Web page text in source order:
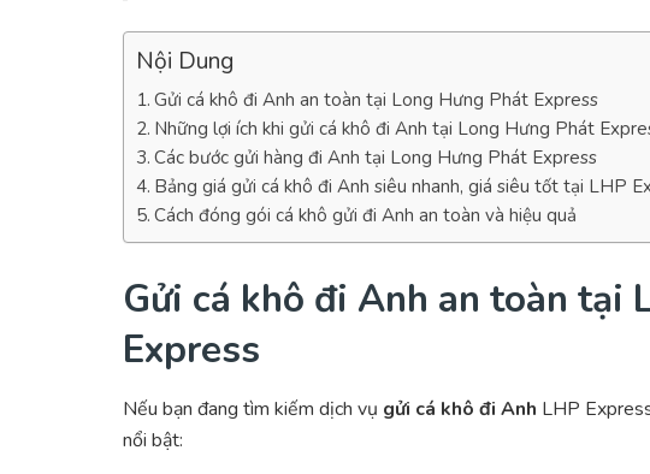
Nội Dung
Gửi cá khô đi Anh an toàn tại Long Hưng Phát Express
Những lợi ích khi gửi cá khô đi Anh tại Long Hưng Phát
Các bước gửi hàng đi Anh tại Long Hưng Phát Express
Bảng giá gửi cá khô đi Anh siêu nhanh, giá siêu tốt tại LHP
Cách đóng gói cá khô gửi đi Anh an toàn và hiệu quả
Gửi cá khô đi Anh an toàn tại
Express
Nếu bạn đang tìm kiếm dịch vụ gửi cá khô đi Anh LHP
nổi bật: